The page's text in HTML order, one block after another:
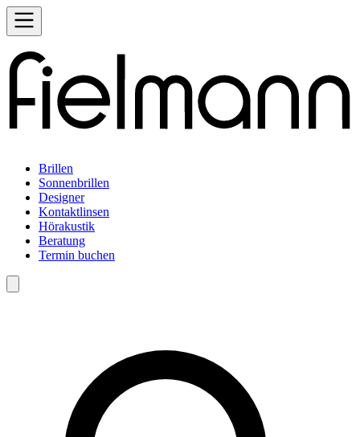
Brillen
Sonnenbrillen
Designer
Kontaktlinsen
Hörakustik
Beratung
Termin buchen